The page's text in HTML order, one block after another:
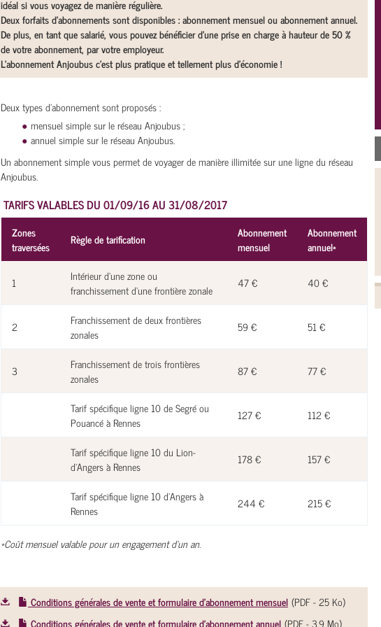
idéal si vous voyagez de manière régulière.
Deux forfaits d’abonnements sont disponibles : abonnement mensuel ou abonnement annuel.
De plus, en tant que salarié, vous pouvez bénéficier d’une prise en charge à hauteur de 50 %
de votre abonnement, par votre employeur.
L’abonnement Anjoubus c’est plus pratique et tellement plus d’économie !
Deux types d'abonnement sont proposés :
mensuel simple sur le réseau Anjoubus ;
annuel simple sur le réseau Anjoubus.
Un abonnement simple vous permet de voyager de manière illimitée sur une ligne du réseau
Anjoubus.
TARIFS VALABLES DU 01/09/16 AU 31/08/2017
Zones
traversées
Règle de tarification
Abonnement
mensuel
Abonnement
annuel*
1
Intérieur d'une zone ou
franchissement d'une frontière zonale
47 € 40 €
2
Franchissement de deux frontières
zonales
59 € 51 €
3
Franchissement de trois frontières
zonales
87 € 77 €
Tarif spécifique ligne 10 de Segré ou
Pouancé à Rennes
127 € 112 €
Tarif spécifique ligne 10 du Lion-
d'Angers à Rennes
178 € 157 €
Tarif spécifique ligne 10 d'Angers à
Rennes
244 € 215 €
*Coût mensuel valable pour un engagement d'un an.
Conditions générales de vente et formulaire d'abonnement mensuel (PDF- 25 Ko)
Conditions générales de vente et formulaire d'abonnement annuel (PDF- 3.9 Mo)